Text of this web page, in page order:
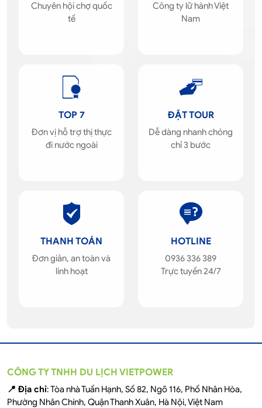
Chuyên hội chợ quốc
tế
Công ty lữ hành Việt
Nam
TOP 7
Đơn vị hỗ trợ thị thực
đi nước ngoài
ĐẶT TOUR
Dễ dàng nhanh chóng
chỉ 3 bước
THANH TOÁN
Đơn giản, an toàn và
linh hoạt
HOTLINE
0936 336 389
Trực tuyến 24/7
CÔNG TY TNHH DU LỊCH VIETPOWER
📍 Địa chỉ: Tòa nhà Tuấn Hạnh, Số 82, Ngõ 116, Phố Nhân Hòa,
Phường Nhân Chính, Quận Thanh Xuân, Hà Nội, Việt Nam